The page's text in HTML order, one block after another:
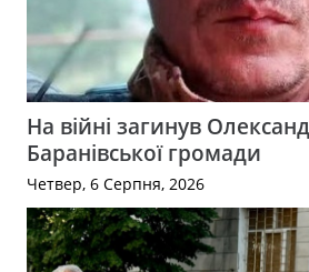
На війні загинув
Баранівської громади
Четвер, 6 Серпня, 2026